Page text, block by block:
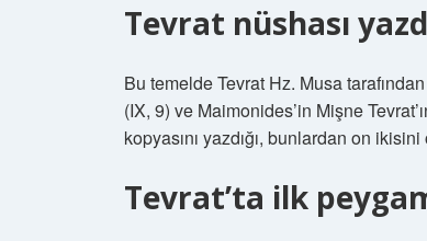
Tevrat nüshası
Bu temelde Tevrat Hz. Musa tarafından
(IX, 9) ve Maimonides’in Mişne
kopyasını yazdığı, bunlardan on
Tevrat’ta ilk